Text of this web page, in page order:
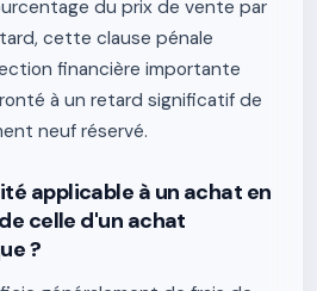
du prix de vente par
cette clause pénale
financière importante
à un retard significatif de
neuf réservé.
applicable à un achat en
celle d'un achat
?